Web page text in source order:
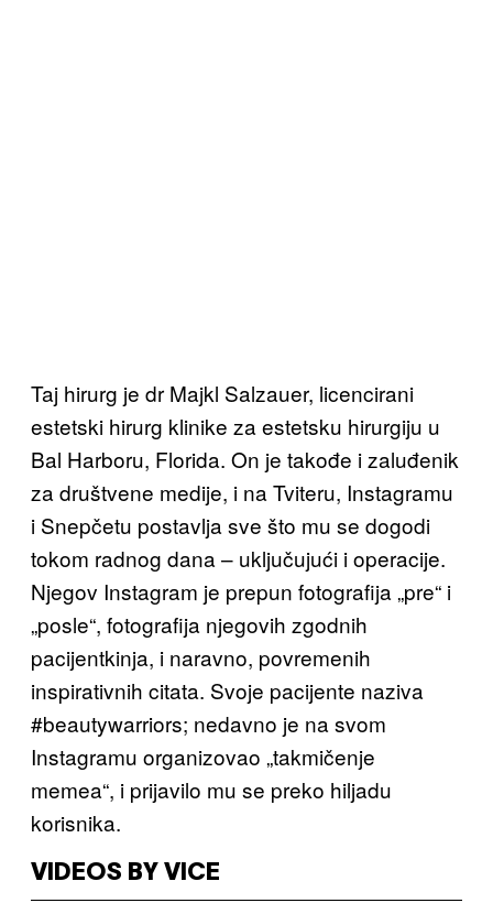
Taj hirurg je dr Majkl Salzauer, licencirani
estetski hirurg klinike za estetsku hirurgiju u
Bal Harboru, Florida. On je takođe i zaluđenik
za društvene medije, i na Tviteru, Instagramu
i Snepčetu postavlja sve što mu se dogodi
tokom radnog dana – uključujući i operacije.
Njegov Instagram je prepun fotografija „pre“ i
„posle“, fotografija njegovih zgodnih
pacijentkinja, i naravno, povremenih
inspirativnih citata. Svoje pacijente naziva
#beautywarriors; nedavno je na svom
Instagramu organizovao „takmičenje
memea“, i prijavilo mu se preko hiljadu
korisnika.
VIDEOS BY VICE